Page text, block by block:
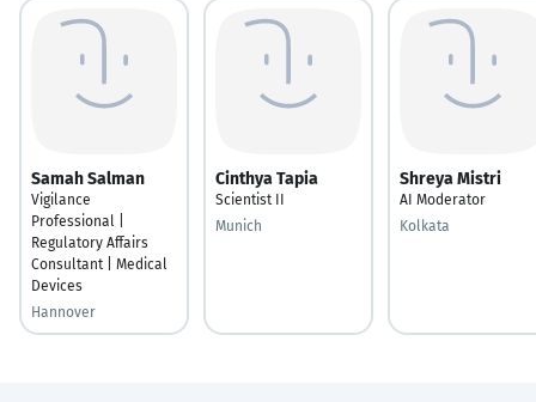
Samah Salman
Vigilance
Professional |
Regulatory Affairs
Consultant | Medical
Devices
Hannover
Cinthya Tapia
Scientist II
Munich
Shreya Mistri
AI Moderator
Kolkata